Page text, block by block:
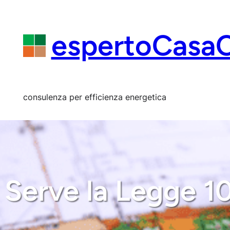
consulenza per efficienza energetica
Serve la Legge